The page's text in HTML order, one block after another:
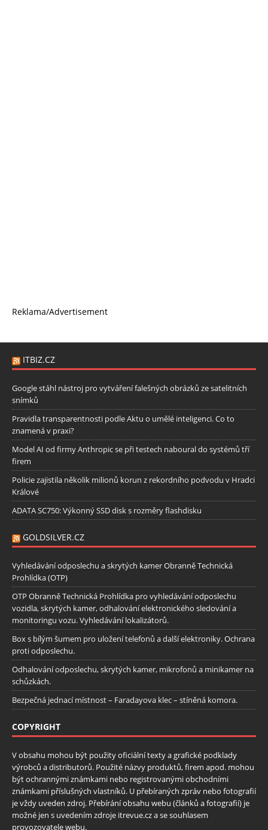
Reklama/Advertisement
ITBIZ.CZ
Google stáhl nástroj pro vytváření falešných obrázků ze satelitních
snímků
Pravidla transparentnosti podle Aktu o umělé inteligenci. Co to
znamená v praxi?
Model AI od firmy Anthropic se při testech naboural do systémů tří
firem
Policie zajistila několik milionů korun z rekordního podvodu v Hradci
Králové
ADATA SC750: Výkonný SSD disk s rozměry flashdisku
GOLDSILVER.CZ
Vyhledávání odposlechu a skrytých kamer Obranně Technická
Prohlídka (OTP)
OTP Obranně Technická Prohlídka pro vyhledávání odposlechu
vozidla, skrytých kamer, odhalování elektronického sledování a
monitoringu vozu. Vyhledávání lokalizátorů.
Box s bílým šumem pro uložení telefonů a další elektroniky. Ochrana
proti odposlechu.
Odhalování odposlechu, skrytých kamer, mikrofonů a minikamer na
schůzkách.
Bezpečná jednací místnost – Faradayova klec – stíněná komora.
COPYRIGHT
V obsahu mohou být použity oficiální texty a grafické podklady
výrobců a distributorů. Použité názvy produktů, firem apod. mohou
být ochrannými známkami nebo registrovanými obchodními
známkami příslušných vlastníků. U přebíraných zpráv nebo fotografií
je vždy uveden zdroj. Přebírání obsahu webu (článků a fotografií) je
možné jen s uvedením zdroje itrevue.cz a se souhlasem
provozovatele webu.